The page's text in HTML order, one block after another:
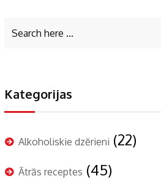
Kategorijas
Alkoholiskie dzērieni (22)
Ātrās receptes (45)